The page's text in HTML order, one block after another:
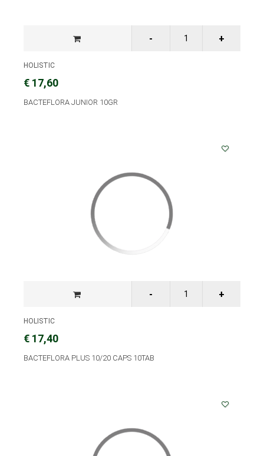
HOLISTIC
€ 17,60
BACTEFLORA JUNIOR 10GR
HOLISTIC
€ 17,40
BACTEFLORA PLUS 10/20 CAPS 10TAB